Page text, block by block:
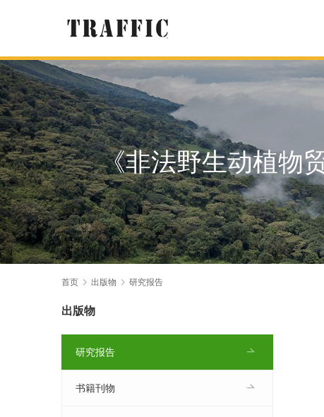
《非法野生动植物
首页 出版物 研究报告
出版物
研究报告
书籍刊物